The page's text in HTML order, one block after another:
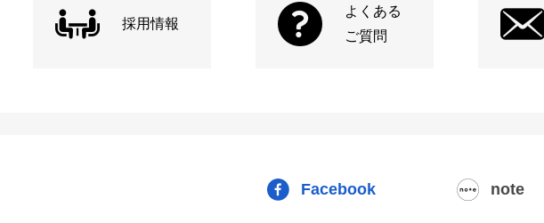
採用情報
よくある
ご質問
Facebook note